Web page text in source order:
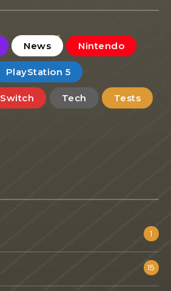
News Nintendo
PlayStation 5
Switch Tech Tests
1
15